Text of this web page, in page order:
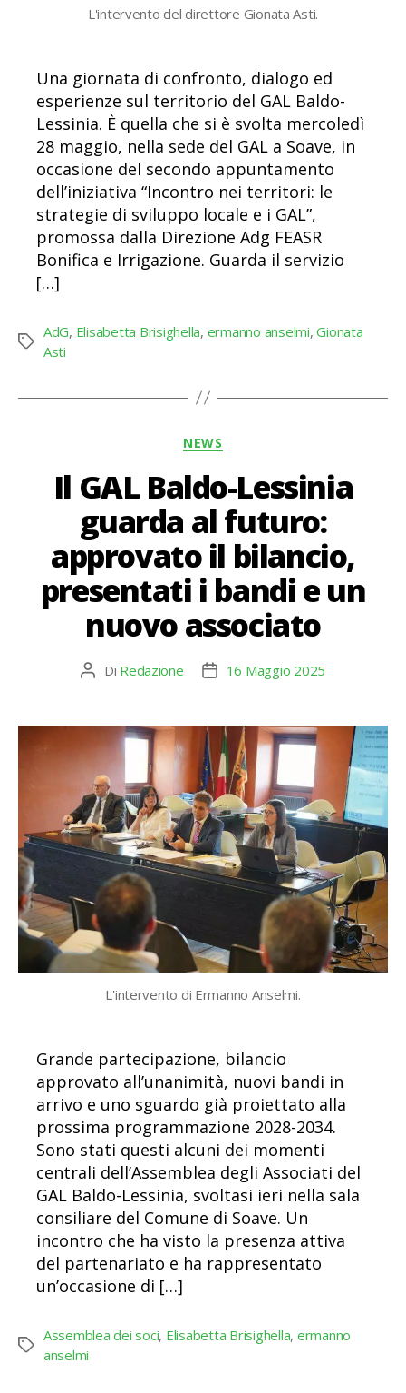
L'intervento del direttore Gionata Asti.
Una giornata di confronto, dialogo ed
esperienze sul territorio del GAL Baldo-
Lessinia. È quella che si è svolta mercoledì
28 maggio, nella sede del GAL a Soave, in
occasione del secondo appuntamento
dell’iniziativa “Incontro nei territori: le
strategie di sviluppo locale e i GAL”,
promossa dalla Direzione Adg FEASR
Bonifica e Irrigazione. Guarda il servizio
[…]
Tag
AdG, Elisabetta Brisighella, ermanno anselmi,Gionata
Asti
Categorie
NEWS
Il GAL Baldo-Lessinia
guarda al futuro:
approvato il bilancio,
presentati i bandi e un
nuovo associato
Autore
Di Redazione
Data16 Maggio 2025
L'intervento di Ermanno Anselmi.
Grande partecipazione, bilancio
approvato all’unanimità, nuovi bandi in
arrivo e uno sguardo già proiettato alla
prossima programmazione 2028-2034.
Sono stati questi alcuni dei momenti
centrali dell’Assemblea degli Associati del
GAL Baldo-Lessinia, svoltasi ieri nella sala
consiliare del Comune di Soave. Un
incontro che ha visto la presenza attiva
del partenariato e ha rappresentato
un’occasione di […]
Tag
Assemblea dei soci, Elisabetta Brisighella, ermanno
anselmi